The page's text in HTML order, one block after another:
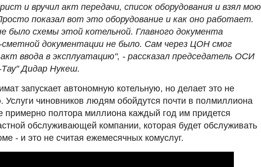
и вручил акт передачи, список оборудования и взял мою
показал вот это оборудование и как оно работает.
было схемы этой котельной. Главного документа
документации не было. Сам через ЦОН смог
ввода в эксплуатацию", - рассказал председатель ОСИ
Дидар Нукеш.
запускает автономную котельную, но делает это не
Услуги чиновников людям обойдутся почти в полмиллиона
примерно полтора миллиона каждый год им придется
обслуживающей компании, которая будет обслуживать
- и это не считая ежемесячных комуслуг.